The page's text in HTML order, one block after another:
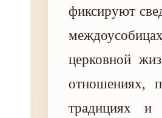
фиксируют
церковной
отношениях,
традициях и